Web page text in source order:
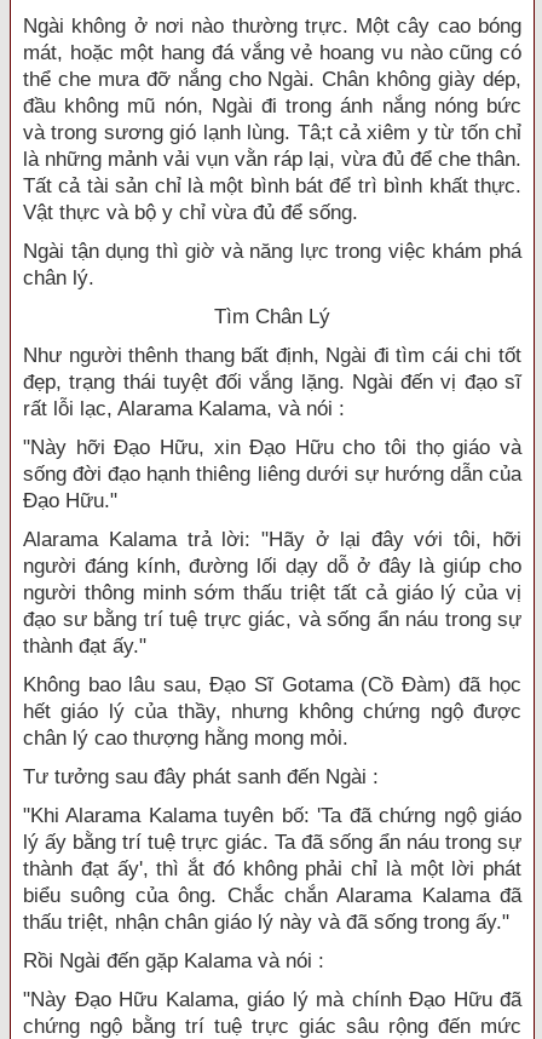
Ngài không ở nơi nào thường trực. Một cây cao bóng
mát, hoặc một hang đá vắng vẻ hoang vu nào cũng có
thể che mưa đỡ nắng cho Ngài. Chân không giày dép,
đầu không mũ nón, Ngài đi trong ánh nắng nóng bức
và trong sương gió lạnh lùng. Tâ;t cả xiêm y từ tốn chỉ
là những mảnh vải vụn vằn ráp lại, vừa đủ để che thân.
Tất cả tài sản chỉ là một bình bát để trì bình khất thực.
Vật thực và bộ y chỉ vừa đủ để sống.
Ngài tận dụng thì giờ và năng lực trong việc khám phá
chân lý.
Tìm Chân Lý
Như người thênh thang bất định, Ngài đi tìm cái chi tốt
đẹp, trạng thái tuyệt đối vắng lặng. Ngài đến vị đạo sĩ
rất lỗi lạc, Alarama Kalama, và nói :
"Này hỡi Đạo Hữu, xin Đạo Hữu cho tôi thọ giáo và
sống đời đạo hạnh thiêng liêng dưới sự hướng dẫn của
Đạo Hữu."
Alarama Kalama trả lời: "Hãy ở lại đây với tôi, hỡi
người đáng kính, đường lối dạy dỗ ở đây là giúp cho
người thông minh sớm thấu triệt tất cả giáo lý của vị
đạo sư bằng trí tuệ trực giác, và sống ẩn náu trong sự
thành đạt ấy."
Không bao lâu sau, Đạo Sĩ Gotama (Cồ Đàm) đã học
hết giáo lý của thầy, nhưng không chứng ngộ được
chân lý cao thượng hằng mong mỏi.
Tư tưởng sau đây phát sanh đến Ngài :
"Khi Alarama Kalama tuyên bố: 'Ta đã chứng ngộ giáo
lý ấy bằng trí tuệ trực giác. Ta đã sống ẩn náu trong sự
thành đạt ấy', thì ắt đó không phải chỉ là một lời phát
biểu suông của ông. Chắc chắn Alarama Kalama đã
thấu triệt, nhận chân giáo lý này và đã sống trong ấy."
Rồi Ngài đến gặp Kalama và nói :
"Này Đạo Hữu Kalama, giáo lý mà chính Đạo Hữu đã
chứng ngộ bằng trí tuệ trực giác sâu rộng đến mức